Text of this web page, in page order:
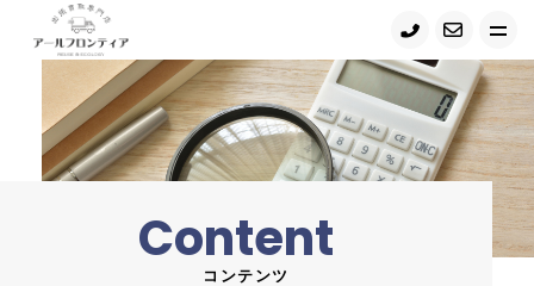
トップ
当店について
サービス紹介
Content
コンテンツ